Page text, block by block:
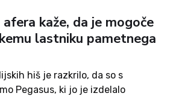
kaže, da je mogoče
lastniku pametnega
hiš je razkrilo, da so s
Pegasus, ki jo je izdelalo